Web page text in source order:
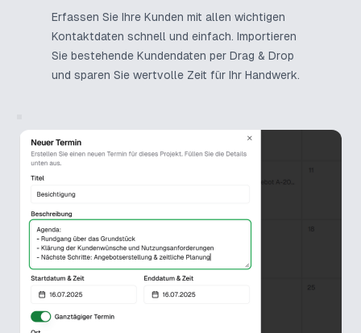
Erfassen Sie Ihre Kunden mit allen wichtigen
Kontaktdaten schnell und einfach. Importieren
Sie bestehende Kundendaten per Drag & Drop
und sparen Sie wertvolle Zeit für Ihr Handwerk.